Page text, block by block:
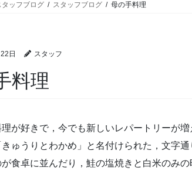
タッフブログ スタッフブログ 母の手料理
日 スタッフ
料理
が好きで，今でも新しいレパートリーが増
ゅうりとわかめ」と名付けられた，文字
食卓に並んだり，鮭の塩焼きと白米のみ